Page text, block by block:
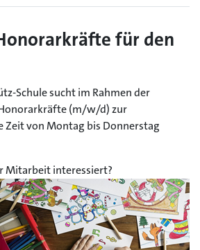
für den
Schule sucht im Rahmen der
(m/w/d) zur
von Montag bis Donnerstag
Mitarbeit interessiert?